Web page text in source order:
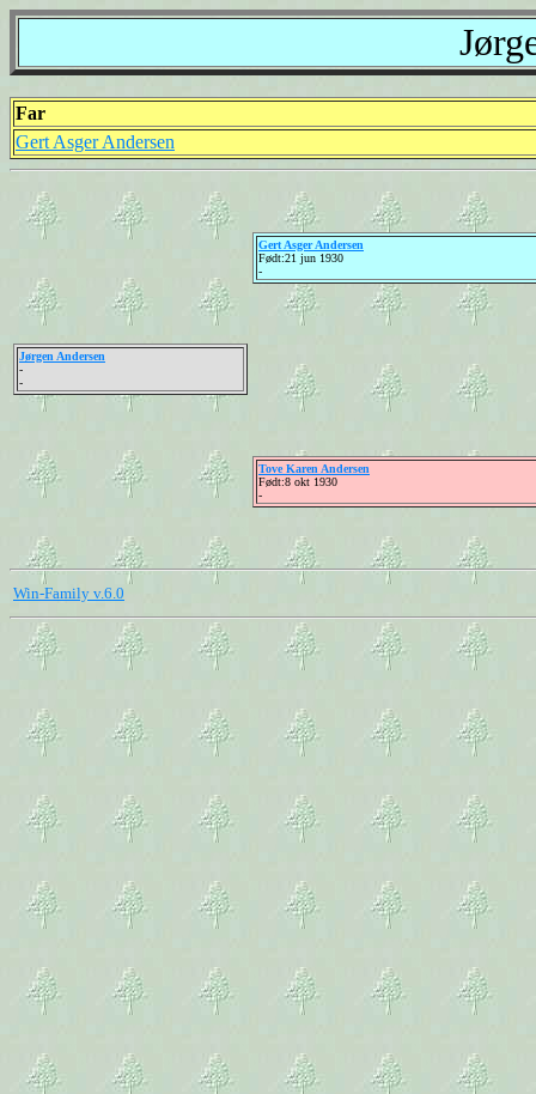
Far
Gert Asger Andersen
Jørgen Andersen
-
-
Gert Asger Andersen
Født:21 jun 1930
-
Tove Karen Andersen
Født:8 okt 1930
-
Win-Family v.6.0